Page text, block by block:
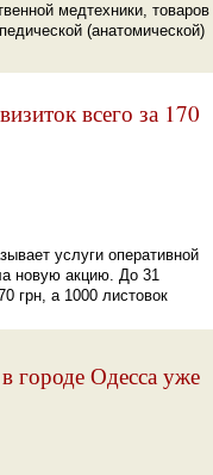
медтехники, товаров
(анатомической)
всего за 170
услуги оперативной
новую акцию. До 31
грн, а 1000 листовок
городе Одесса уже